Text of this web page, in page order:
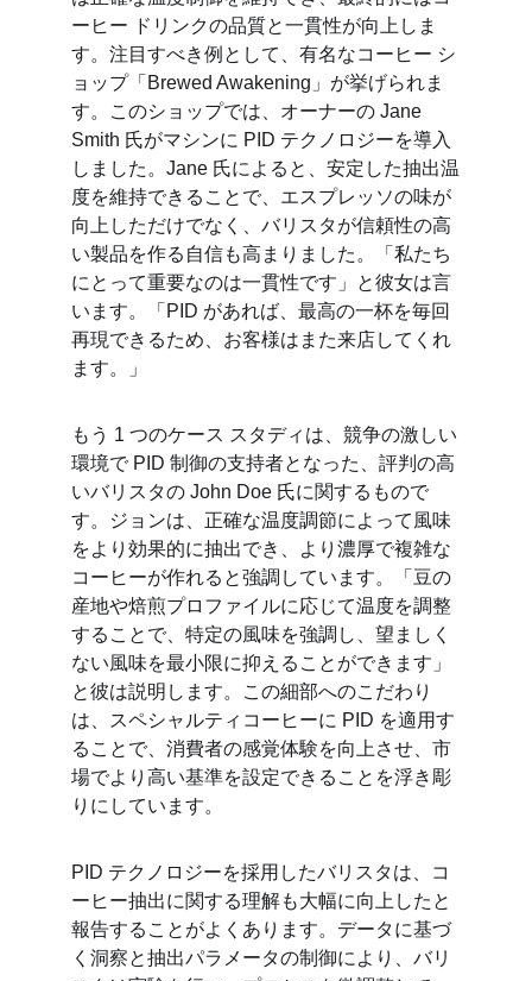
ーヒー ドリンクの品質と一貫性が向上しま
す。注目すべき例として、有名なコーヒー シ
ョップ「Brewed Awakening」が挙げられま
す。このショップでは、オーナーの Jane
Smith 氏がマシンに PID テクノロジーを導入
しました。Jane 氏によると、安定した抽出温
度を維持できることで、エスプレッソの味が
向上しただけでなく、バ​​リスタが信頼性の高
い製品を作る自信も高まりました。「私たち
にとって重要なのは一貫性です」と彼女は言
います。「PID があれば、最高の一杯を毎回
再現できるため、お客様はまた来店してくれ
ます。」
もう 1 つのケース スタディは、競争の激しい
環境で PID 制御の支持者となった、評判の高
いバリスタの John Doe 氏に関するもので
す。ジョンは、正確な温度調節によって風味
をより効果的に抽出でき、より濃厚で複雑な
コーヒーが作れると強調しています。「豆の
産地や焙煎プロファイルに応じて温度を調整
することで、特定の風味を強調し、望ましく
ない風味を最小限に抑えることができます」
と彼は説明します。この細部へのこだわり
は、スペシャルティコーヒーに PID を適用す
ることで、消費者の感覚体験を向上させ、市
場でより高い基準を設定できることを浮き彫
りにしています。
PID テクノロジーを採用したバリスタは、コ
ーヒー抽出に関する理解も大幅に向上したと
報告することがよくあります。データに基づ
く洞察と抽出パラメータの制御により、バリ